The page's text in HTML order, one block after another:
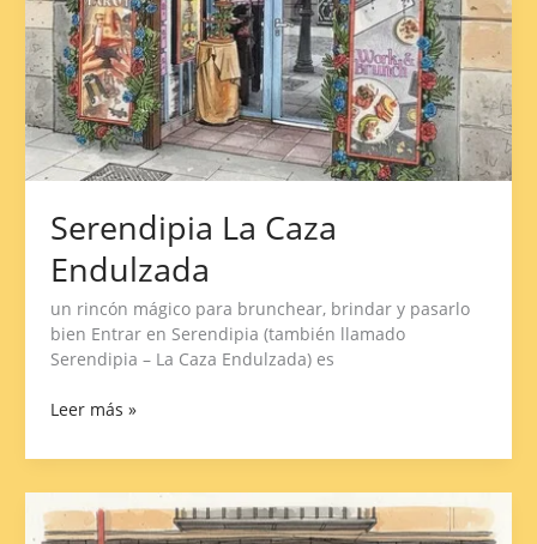
Serendipia La Caza
Endulzada
un rincón mágico para brunchear, brindar y pasarlo
bien Entrar en Serendipia (también llamado
Serendipia – La Caza Endulzada) es
Leer más »
Bruto